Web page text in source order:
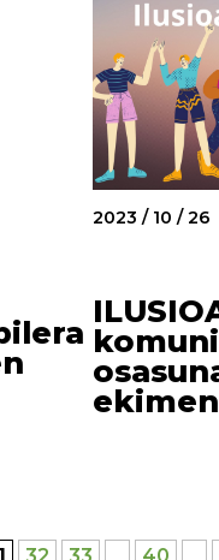
2023 / 10 / 26